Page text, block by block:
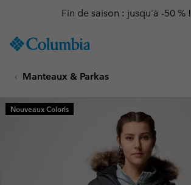
TO
SKIP
MAIN
NAV
Fin de saison : jusqu'à -50 % !
Manteaux & Parkas
Nouveaux Coloris